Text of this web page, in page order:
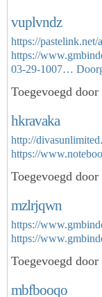
vuplvndz
https://pastelink.net/
https://
03-29-1007…
Toegevoegd door
hkravaka
http://
https://
Toegevoegd door
mzlrjqwn
https://
https://
Toegevoegd door
mbfbooqo